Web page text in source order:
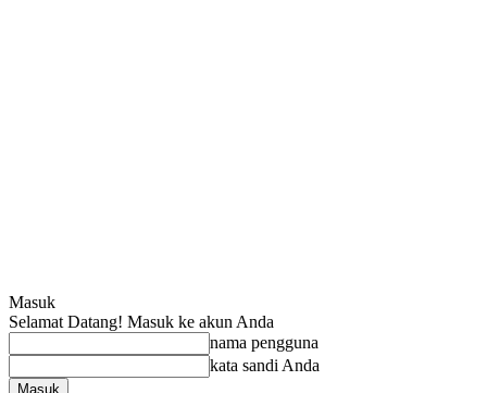
Masuk
Selamat Datang! Masuk ke akun Anda
nama pengguna
kata sandi Anda